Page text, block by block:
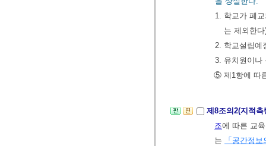
1. 학교가 폐
는 제외한다
2. 학교설립예
3. 유치원이나
⑤ 제1항에 따
제8조의2(지적
조에 따른 교
는
「공간정